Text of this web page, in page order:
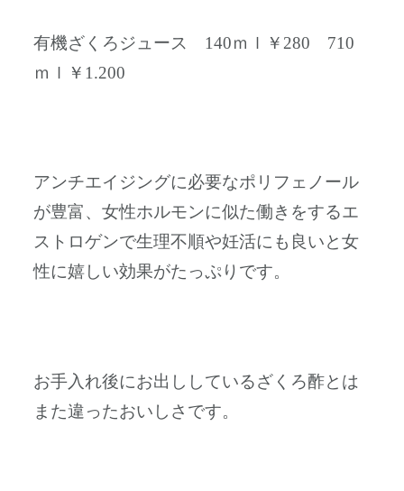
有機ざくろジュース 140ｍｌ￥280 710
ｍｌ￥1.200
アンチエイジングに必要なポリフェノール
が豊富、女性ホルモンに似た働きをするエ
ストロゲンで生理不順や妊活にも良いと女
性に嬉しい効果がたっぷりです。
お手入れ後にお出ししているざくろ酢とは
また違ったおいしさです。